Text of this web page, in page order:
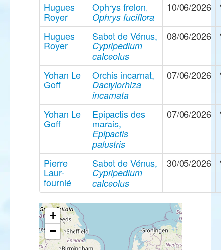
Hugues
Royer
Ophrys frelon,
Ophrys fuciflora
10/06/2026
Hugues
Royer
Sabot de Vénus,
Cypripedium
calceolus
08/06/2026
Yohan Le
Goff
Orchis incarnat,
Dactylorhiza
incarnata
07/06/2026
Yohan Le
Goff
Epipactis des
marais,
Epipactis
palustris
07/06/2026
Pierre
Laur-
fournié
Sabot de Vénus,
Cypripedium
calceolus
30/05/2026
+
−